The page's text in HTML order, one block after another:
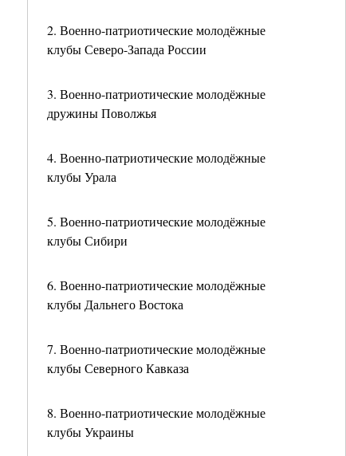
2. Военно-патриотические молодёжные
клубы Северо-Запада России
3. Военно-патриотические молодёжные
дружины Поволжья
4. Военно-патриотические молодёжные
клубы Урала
5. Военно-патриотические молодёжные
клубы Сибири
6. Военно-патриотические молодёжные
клубы Дальнего Востока
7. Военно-патриотические молодёжные
клубы Северного Кавказа
8. Военно-патриотические молодёжные
клубы Украины